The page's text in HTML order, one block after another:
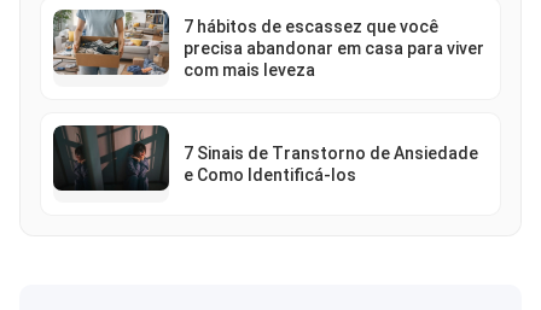
7 hábitos de escassez que você
precisa abandonar em casa para viver
com mais leveza
7 Sinais de Transtorno de Ansiedade
e Como Identificá-los